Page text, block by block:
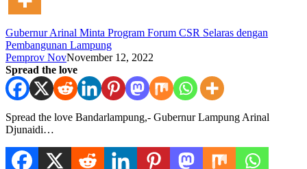
Gubernur Arinal Minta Program Forum CSR Selaras dengan
Pembangunan Lampung
Pemprov NovNovember 12, 2022
Spread the love
Spread the love Bandarlampung,- Gubernur Lampung Arinal
Djunaidi…